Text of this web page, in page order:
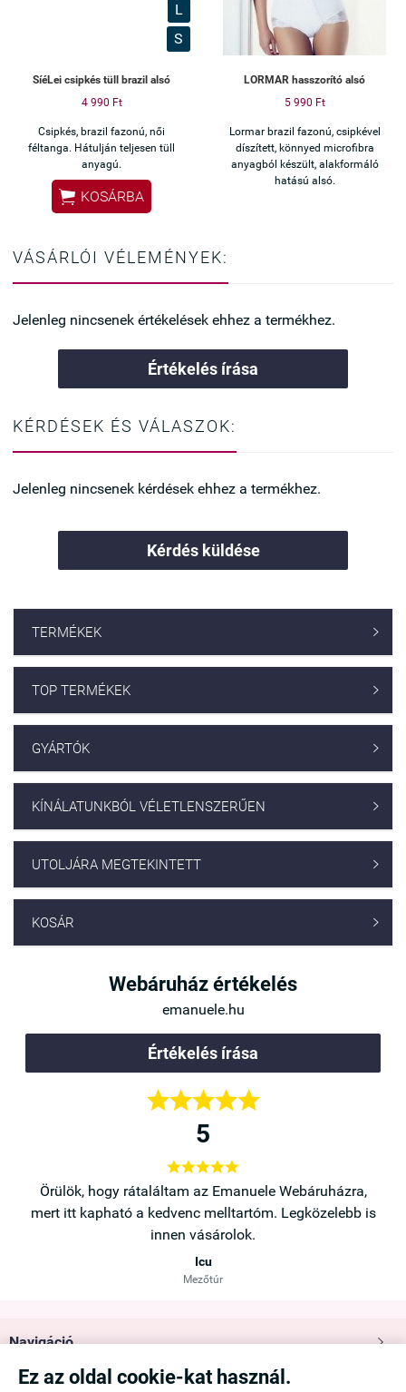
Ez az oldal cookie-kat használ.
L
S
SíéLei csipkés tüll brazil alsó
4 990 Ft
Csipkés, brazil fazonú, női
féltanga. Hátulján teljesen tüll
anyagú.
 KOSÁRBA
LORMAR hasszorító alsó
5 990 Ft
Lormar brazil fazonú, csipkével
díszített, könnyed microfibra
anyagból készült, alakformáló
hatású alsó.
VÁSÁRLÓI VÉLEMÉNYEK:
Jelenleg nincsenek értékelések ehhez a termékhez.
Értékelés írása
KÉRDÉSEK ÉS VÁLASZOK:
Jelenleg nincsenek kérdések ehhez a termékhez.
Kérdés küldése
TERMÉKEK 
TOP TERMÉKEK 
GYÁRTÓK 
KÍNÁLATUNKBÓL VÉLETLENSZERŰEN 
UTOLJÁRA MEGTEKINTETT 
KOSÁR 
Webáruház értékelés
emanuele.hu
Értékelés írása

5

Örülök, hogy rátaláltam az Emanuele Webáruházra,
mert itt kapható a kedvenc melltartóm. Legközelebb is
innen vásárolok.
Icu
Mezőtúr
Navigáció 